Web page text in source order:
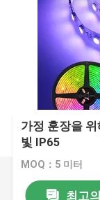
가정 훈장을
빛 IP65
MOQ：5 미터
최고